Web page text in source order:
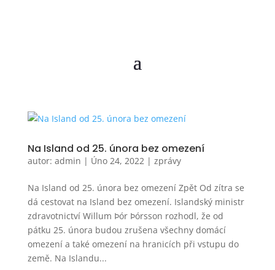
Na Island od 25. února bez omezení
autor: admin | Úno 24, 2022| zprávy
Na Island od 25. února bez omezení Zpět Od zítra se
dá cestovat na Island bez omezení. Islandský ministr
zdravotnictví Willum Þór Þórsson rozhodl, že od
pátku 25. února budou zrušena všechny domácí
omezení a také omezení na hranicích při vstupu do
země. Na Islandu...